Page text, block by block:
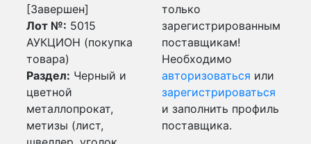
[Завершен]
Лот №: 5015
АУКЦИОН (покупка
товара)
Раздел: Черный и
цветной
металлопрокат,
метизы (лист,
только
зарегистрированным
поставщикам!
Необходимо
авторизоваться или
зарегистрироваться
и заполнить профиль
поставщика.